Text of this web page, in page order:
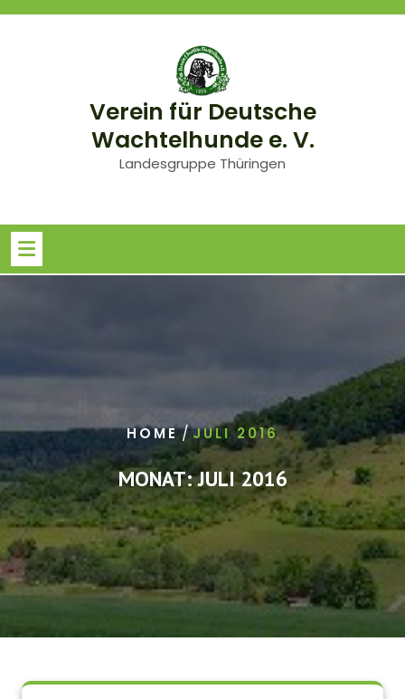
Skip
Verein für Deutsche
Wachtelhunde e. V.
Landesgruppe Thüringen
HOME/JULI 2016
MONAT:JULI 2016